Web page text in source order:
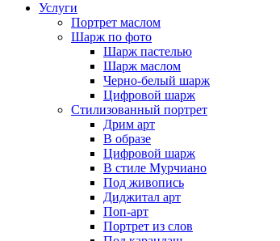
Услуги
Портрет маслом
Шарж по фото
Шарж пастелью
Шарж маслом
Черно-белый шарж
Цифровой шарж
Стилизованный портрет
Дрим арт
В образе
Цифровой шарж
В стиле Мурчиано
Под живопись
Диджитал арт
Поп-арт
Портрет из слов